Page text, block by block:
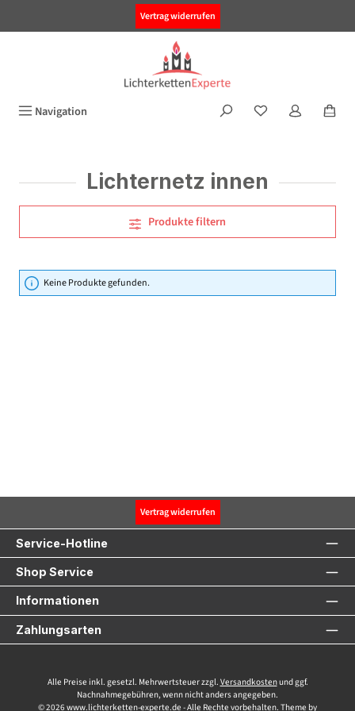
Vertrag widerrufen
Navigation
Lichternetz innen
Produkte filtern
Keine Produkte gefunden.
Vertrag widerrufen
Service-Hotline
Shop Service
Informationen
Zahlungsarten
Alle Preise inkl. gesetzl. Mehrwertsteuer zzgl. Versandkostenund ggf.
Nachnahmegebühren, wenn nicht anders angegeben.
© 2026 www.lichterketten-experte.de - Alle Rechte vorbehalten. Theme by